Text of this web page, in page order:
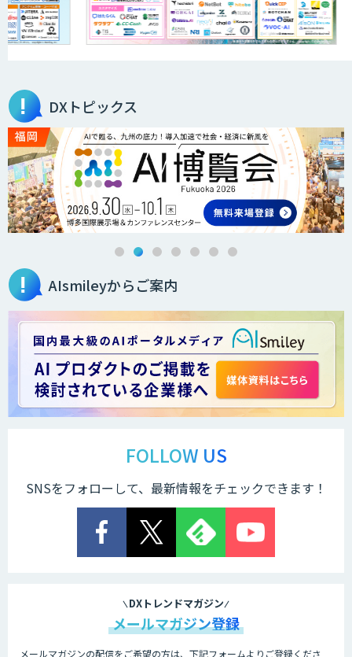
DXトピックス
AIsmileyからご案内
FOLLOW US
SNSをフォローして、最新情報をチェックできます！
DXトレンドマガジン
メールマガジン登録
メールマガジンの配信をご希望の方は、下記フォームよりご登録くださ